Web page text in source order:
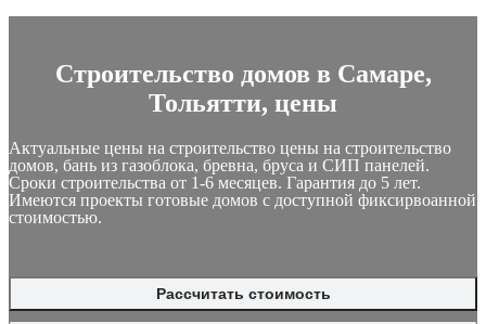
Строительство домов в Самаре,
Тольятти, цены
Актуальные цены на строительство цены на строительство
домов, бань из газоблока, бревна, бруса и СИП панелей.
Сроки строительства от 1-6 месяцев. Гарантия до 5 лет.
Имеются проекты готовые домов с доступной фиксирвоанной
стоимостью.
Рассчитать стоимость